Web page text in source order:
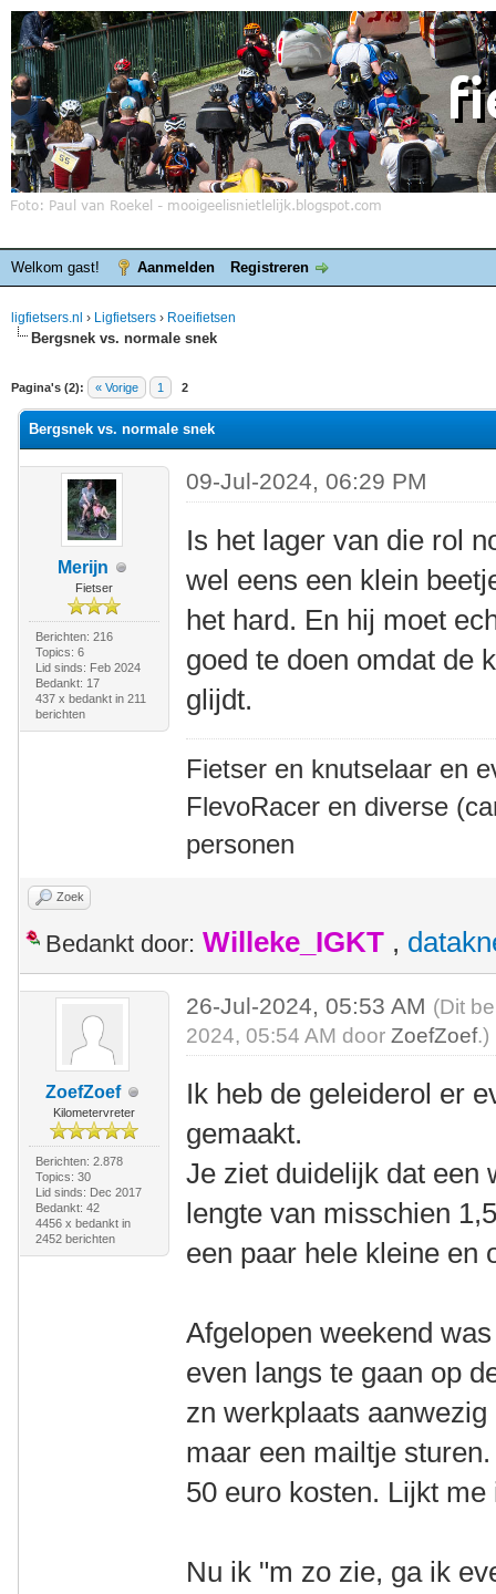
Welkom gast! Aanmelden Registreren
ligfietsers.nl › Ligfietsers › Roeifietsen
Bergsnek vs. normale snek
Pagina's (2): « Vorige 1 2
waardering is 0
Bergsnek vs. normale snek
Merijn
Fietser
Berichten: 216
Topics: 6
Lid sinds: Feb 2024
Bedankt: 17
437 x bedankt in 211
berichten
09-Jul-2024, 06:29 PM
Is het lager van die rol
wel eens een klein
het hard. En hij moet
goed te doen omdat de
glijdt.
Fietser en knutselaar en
FlevoRacer en diverse
personen
Zoek
Bedankt door: Willeke_IGKT ,
ZoefZoef
Kilometervreter
Berichten: 2.878
Topics: 30
Lid sinds: Dec 2017
Bedankt: 42
4456 x bedankt in
2452 berichten
26-Jul-2024, 05:53 AM (Dit
2024, 05:54 AM doorZoefZoef.)
Ik heb de geleiderol er
gemaakt.
Je ziet duidelijk dat een
lengte van misschien
een paar hele kleine en
Afgelopen weekend
even langs te gaan op
zn werkplaats
maar een mailtje
50 euro kosten. Lijkt
Nu ik "m zo zie, ga ik